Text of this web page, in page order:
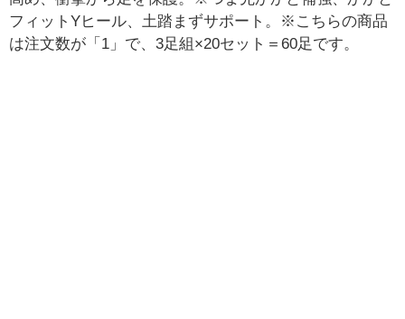
フィットYヒール、土踏まずサポート。※こちらの商品
は注文数が「1」で、3足組×20セット＝60足です。